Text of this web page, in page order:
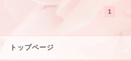
1
トップページ